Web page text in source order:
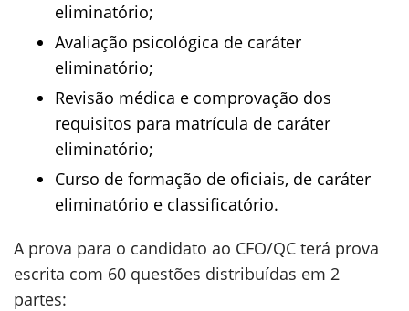
eliminatório;
Avaliação psicológica de caráter
eliminatório;
Revisão médica e comprovação dos
requisitos para matrícula de caráter
eliminatório;
Curso de formação de oficiais, de caráter
eliminatório e classificatório.
A prova para o candidato ao CFO/QC terá prova
escrita com 60 questões distribuídas em 2
partes: